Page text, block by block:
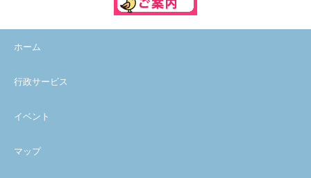
ホーム
行政サービス
イベント
マップ